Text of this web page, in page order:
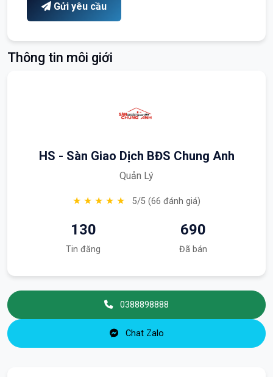
Gửi yêu cầu
Thông tin môi giới
HS - Sàn Giao Dịch BĐS Chung Anh
Quản Lý
★ ★ ★ ★ ★ 5/5 (66 đánh giá)
130
Tin đăng
690
Đã bán
0388898888
Chat Zalo